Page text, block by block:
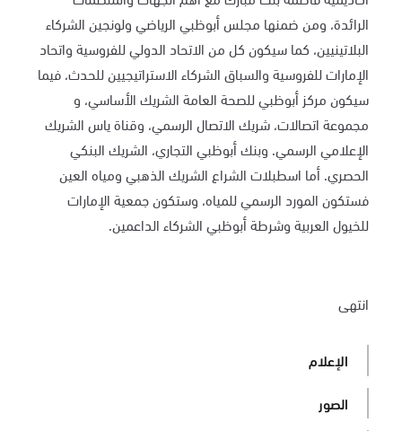
الرائدة، ومن ضمنها مجلس أبوظبي الرياضي ولونجين الشركاء
البلاتينيين، كما سيكون كل من الاتحاد الدولي للفروسية واتحاد
الإمارات للفروسية والسباق الشركاء الاستراتيجيين للحدث، فيما
سيكون مركز أبوظبي للصحة العامة الشريك الأساسي، و
مجموعة اتصالات، شريك الاتصال الرسمي، وقناة ياس الشريك
الإعلامي الرسمي. وبنك أبوظبي التجاري، الشريك البنكي
الحصري. أما اسطبلات الشراع الشريك الذهبي ومياه العين
فستكون المورد الرسمي للمياه، وستكون جمعية الإمارات
للخيول العربية وشرطة أبوظبي الشركاء الداعمين.
انتهى
الإعلام
الصور